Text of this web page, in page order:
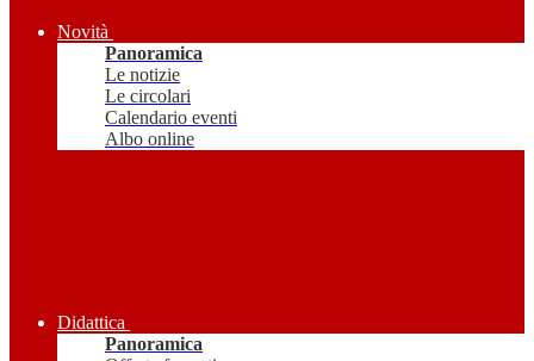
Novità
Panoramica
Le notizie
Le circolari
Calendario eventi
Albo online
Didattica
Panoramica